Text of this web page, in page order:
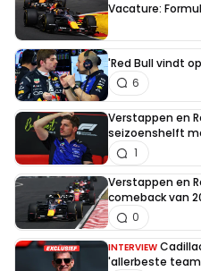
Vacature:
'Red Bull vindt
6
Verstappen en
seizoenshelft
1
Verstappen en
comeback van
0
INTERVIEW
'allerbeste